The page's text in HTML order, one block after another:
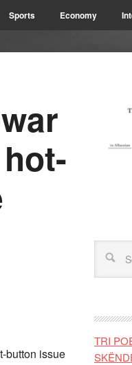
Sports Economy
button issue
TRI